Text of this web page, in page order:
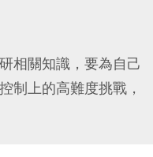
相關知識，要為自己
制上的高難度挑戰，